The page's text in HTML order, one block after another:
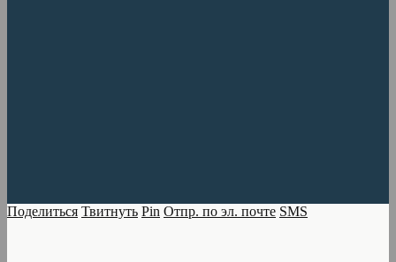
Поделиться Твитнуть Pin Отпр. по эл. почте SMS